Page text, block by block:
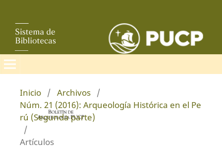
Inicio / Archivos /
Núm. 21 (2016): Arqueología Histórica en el Pe
rú (Segunda parte)
/
Artículos